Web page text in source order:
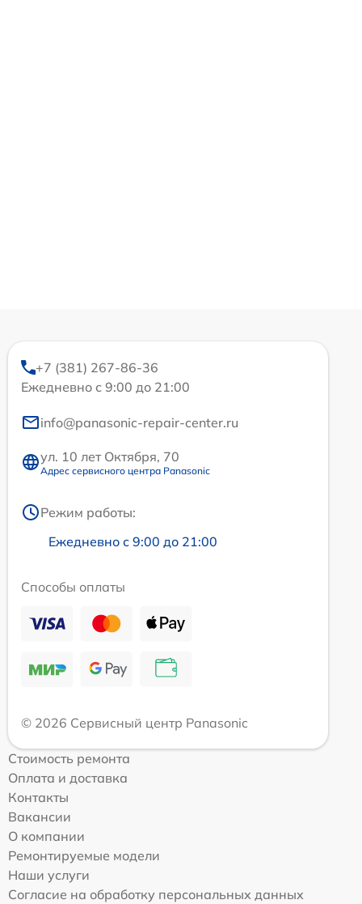
+7 (381) 267-86-36
Ежедневно с 9:00 до 21:00
info@panasonic-repair-center.ru
ул. 10 лет Октября, 70
Адрес сервисного центра Panasonic
Режим работы:
Ежедневно с 9:00 до 21:00
Способы оплаты
© 2026 Сервисный центр Panasonic
Стоимость ремонта
Оплата и доставка
Контакты
Вакансии
О компании
Ремонтируемые модели
Наши услуги
Согласие на обработку персональных данных